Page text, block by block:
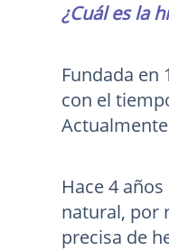
¿Cuál es la
Fundada en
con el
Hace 4 años
natural, por
precisa de